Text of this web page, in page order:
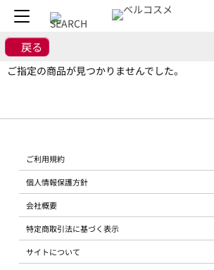
戻る
ご指定の商品が見つかりませんでした。
ご利用規約
個人情報保護方針
会社概要
特定商取引法に基づく表示
サイトについて